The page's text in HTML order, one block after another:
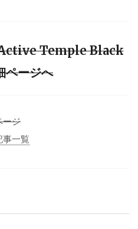
Temple Black
ページへ
ージ
事一覧